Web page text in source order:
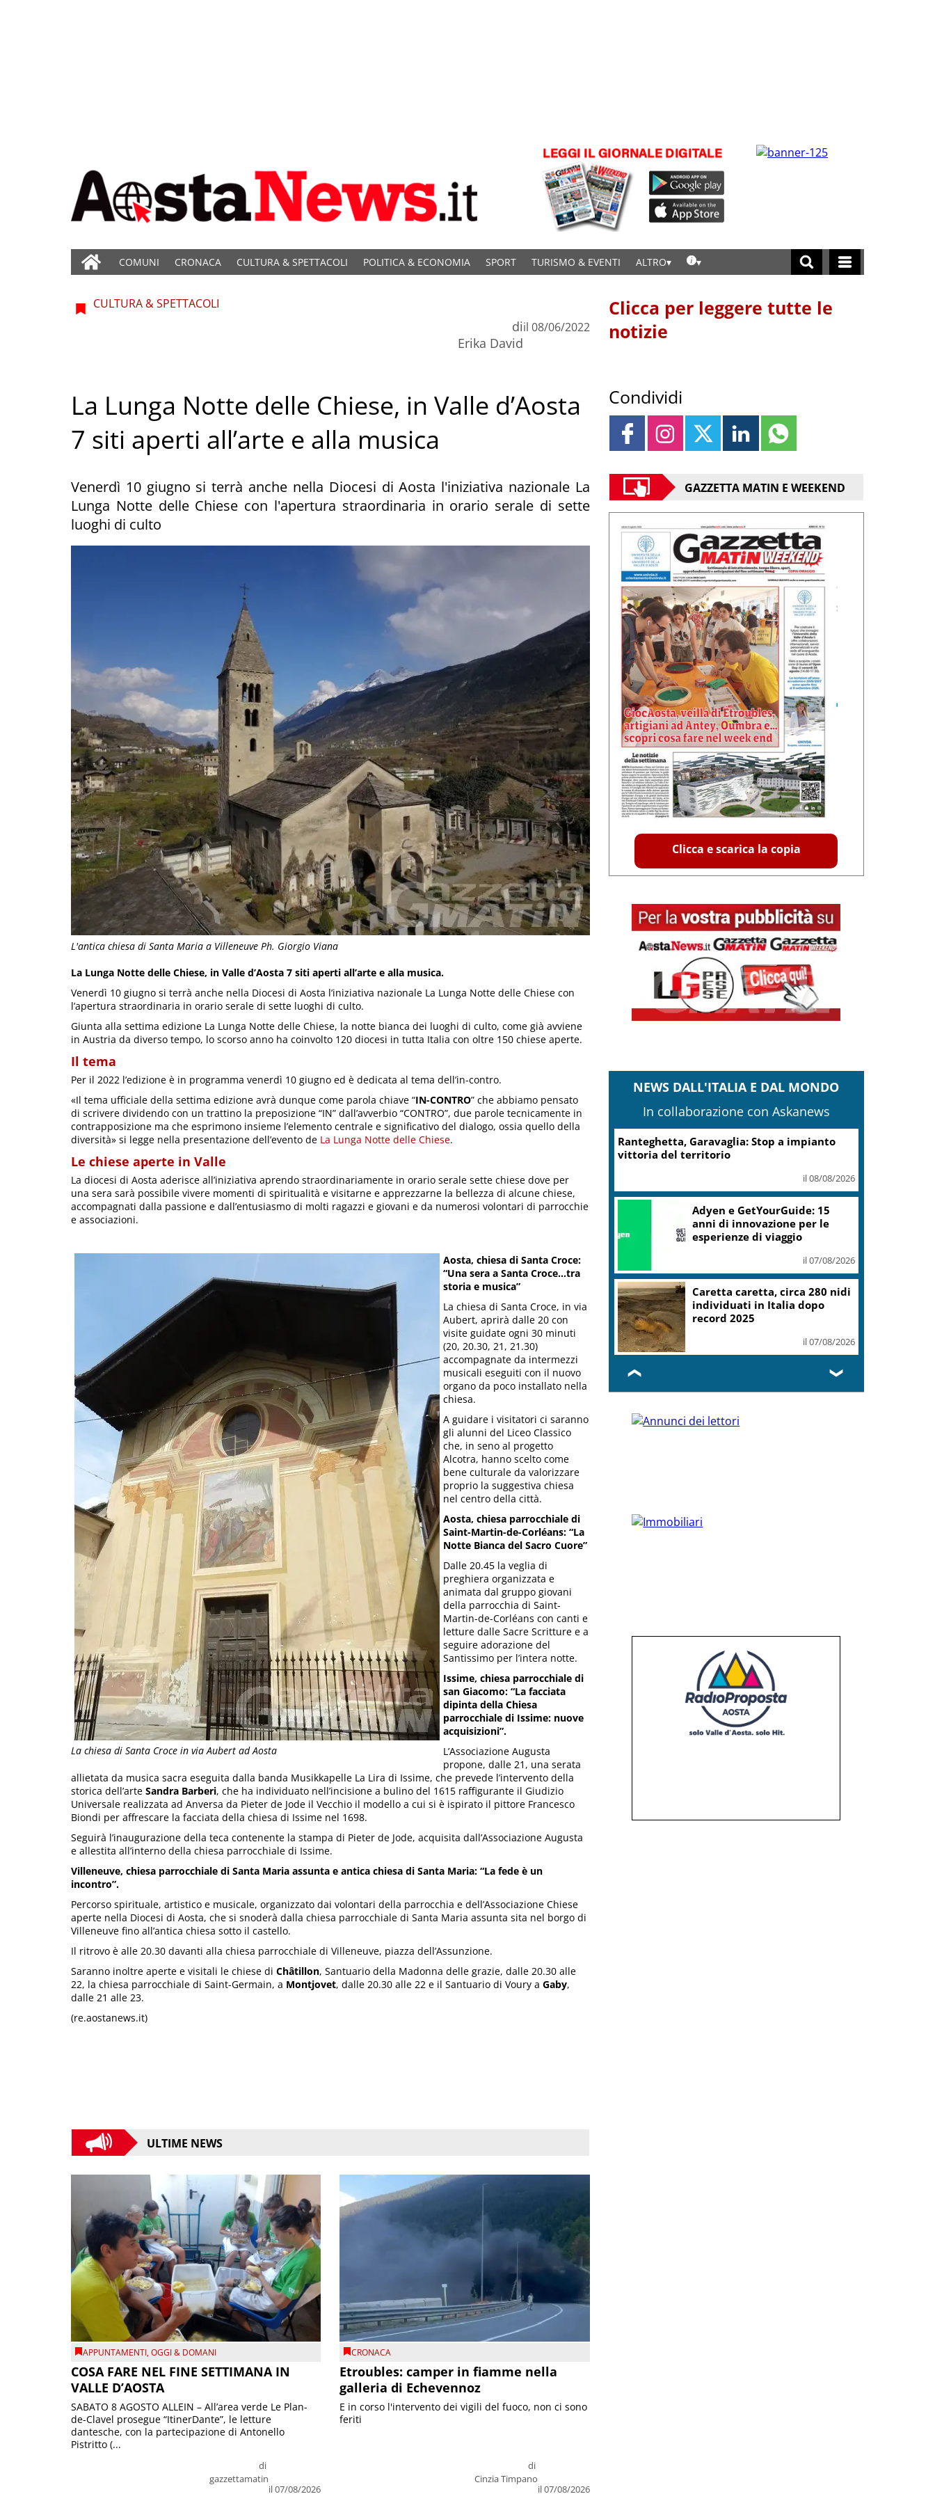
COMUNI CRONACA CULTURA & SPETTACOLI POLITICA & ECONOMIA SPORT TURISMO & EVENTI ALTRO
L'antica chiesa di Santa Maria a Villeneuve Ph. Giorgio Viana
CULTURA & SPETTACOLI
di
Erika David
il 08/06/2022
La Lunga Notte delle Chiese, in Valle d’Aosta
7 siti aperti all’arte e alla musica
Venerdì 10 giugno si terrà anche nella Diocesi di Aosta l'iniziativa nazionale La
Lunga Notte delle Chiese con l'apertura straordinaria in orario serale di sette
luoghi di culto
La Lunga Notte delle Chiese, in Valle d’Aosta 7 siti aperti all’arte e alla musica.
Venerdì 10 giugno si terrà anche nella Diocesi di Aosta l’iniziativa nazionale La Lunga Notte delle Chiese con
l’apertura straordinaria in orario serale di sette luoghi di culto.
Giunta alla settima edizione La Lunga Notte delle Chiese, la notte bianca dei luoghi di culto, come già avviene
in Austria da diverso tempo, lo scorso anno ha coinvolto 120 diocesi in tutta Italia con oltre 150 chiese aperte.
Il tema
Per il 2022 l’edizione è in programma venerdì 10 giugno ed è dedicata al tema dell’in-contro.
«Il tema ufficiale della settima edizione avrà dunque come parola chiave “IN-CONTRO” che abbiamo pensato
di scrivere dividendo con un trattino la preposizione “IN” dall’avverbio “CONTRO”, due parole tecnicamente in
contrapposizione ma che esprimono insieme l’elemento centrale e significativo del dialogo, ossia quello della
diversità» si legge nella presentazione dell’evento de La Lunga Notte delle Chiese.
Le chiese aperte in Valle
La diocesi di Aosta aderisce all’iniziativa aprendo straordinariamente in orario serale sette chiese dove per
una sera sarà possibile vivere momenti di spiritualità e visitarne e apprezzarne la bellezza di alcune chiese,
accompagnati dalla passione e dall’entusiasmo di molti ragazzi e giovani e da numerosi volontari di parrocchie
e associazioni.
La chiesa di Santa Croce in via Aubert ad Aosta
Aosta, chiesa di Santa Croce:
“Una sera a Santa Croce…tra
storia e musica”
La chiesa di Santa Croce, in via
Aubert, aprirà dalle 20 con
visite guidate ogni 30 minuti
(20, 20.30, 21, 21.30)
accompagnate da intermezzi
musicali eseguiti con il nuovo
organo da poco installato nella
chiesa.
A guidare i visitatori ci saranno
gli alunni del Liceo Classico
che, in seno al progetto
Alcotra, hanno scelto come
bene culturale da valorizzare
proprio la suggestiva chiesa
nel centro della città.
Aosta, chiesa parrocchiale di
Saint-Martin-de-Corléans: “La
Notte Bianca del Sacro Cuore”
Dalle 20.45 la veglia di
preghiera organizzata e
animata dal gruppo giovani
della parrocchia di Saint-
Martin-de-Corléans con canti e
letture dalle Sacre Scritture e a
seguire adorazione del
Santissimo per l’intera notte.
Issime, chiesa parrocchiale di
san Giacomo: “La facciata
dipinta della Chiesa
parrocchiale di Issime: nuove
acquisizioni”.
L’Associazione Augusta
propone, dalle 21, una serata
allietata da musica sacra eseguita dalla banda Musikkapelle La Lira di Issime, che prevede l’intervento della
storica dell’arte Sandra Barberi, che ha individuato nell’incisione a bulino del 1615 raffigurante il Giudizio
Universale realizzata ad Anversa da Pieter de Jode il Vecchio il modello a cui si è ispirato il pittore Francesco
Biondi per affrescare la facciata della chiesa di Issime nel 1698.
Seguirà l’inaugurazione della teca contenente la stampa di Pieter de Jode, acquisita dall’Associazione Augusta
e allestita all’interno della chiesa parrocchiale di Issime.
Villeneuve, chiesa parrocchiale di Santa Maria assunta e antica chiesa di Santa Maria: “La fede è un
incontro”.
Percorso spirituale, artistico e musicale, organizzato dai volontari della parrocchia e dell’Associazione Chiese
aperte nella Diocesi di Aosta, che si snoderà dalla chiesa parrocchiale di Santa Maria assunta sita nel borgo di
Villeneuve fino all’antica chiesa sotto il castello.
Il ritrovo è alle 20.30 davanti alla chiesa parrocchiale di Villeneuve, piazza dell’Assunzione.
Saranno inoltre aperte e visitali le chiese di Châtillon, Santuario della Madonna delle grazie, dalle 20.30 alle
22, la chiesa parrocchiale di Saint-Germain, a Montjovet, dalle 20.30 alle 22 e il Santuario di Voury a Gaby,
dalle 21 alle 23.
(re.aostanews.it)
ULTIME NEWS
APPUNTAMENTI,OGGI & DOMANI
COSA FARE NEL FINE SETTIMANA IN
VALLE D’AOSTA
di
gazzettamatin
il 07/08/2026
SABATO 8 AGOSTO ALLEIN – All’area verde Le Plan-
de-Clavel prosegue “ItinerDante”, le letture
dantesche, con la partecipazione di Antonello
Pistritto (...
CRONACA
Etroubles: camper in fiamme nella
galleria di Echevennoz
di
Cinzia Timpano
il 07/08/2026
E in corso l'intervento dei vigili del fuoco, non ci sono
feriti
Clicca per leggere tutte le
notizie
Condividi
GAZZETTA MATIN E WEEKEND
Clicca e scarica la copia
NEWS DALL'ITALIA E DAL MONDO
In collaborazione con Askanews
Ranteghetta, Garavaglia: Stop a impianto
vittoria del territorio
il 08/08/2026
Adyen e GetYourGuide: 15
anni di innovazione per le
esperienze di viaggio
il 07/08/2026
Caretta caretta, circa 280 nidi
individuati in Italia dopo
record 2025
il 07/08/2026
❮ ❯